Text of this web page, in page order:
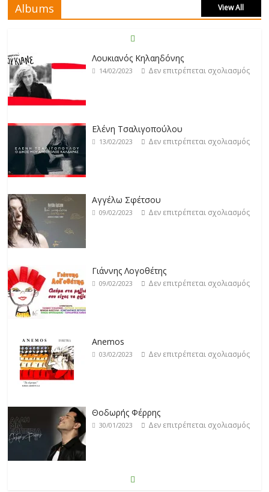
Άρτεμις Ρέντζιου
19/02/2023 Δεν επιτρέπεται σχολιασμός
19/02/2023 Δεν επιτρέπεται σχολιασμός
18/02/2023 Δεν επιτρέπεται σχολιασμός
Albums View All
Λουκιανός Κηλαηδόνης
14/02/2023 Δεν επιτρέπεται σχολιασμός
Ελένη Τσαλιγοπούλου
13/02/2023 Δεν επιτρέπεται σχολιασμός
Αγγέλω Σφέτσου
09/02/2023 Δεν επιτρέπεται σχολιασμός
Γιάννης Λογοθέτης
09/02/2023 Δεν επιτρέπεται σχολιασμός
Anemos
03/02/2023 Δεν επιτρέπεται σχολιασμός
Θοδωρής Φέρρης
30/01/2023 Δεν επιτρέπεται σχολιασμός
Νίκος Ζιώγαλας